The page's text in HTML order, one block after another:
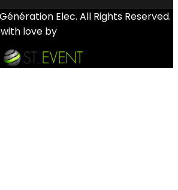
Elec. All Rights Reserved.
love by